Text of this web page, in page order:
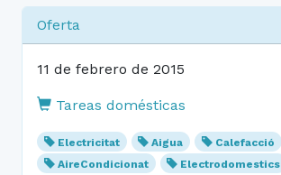
Oferta
11 de febrero de 2015
Tareas domésticas
Electricitat Aigua
Calefacció
AireCondicionat
Electrodomestics